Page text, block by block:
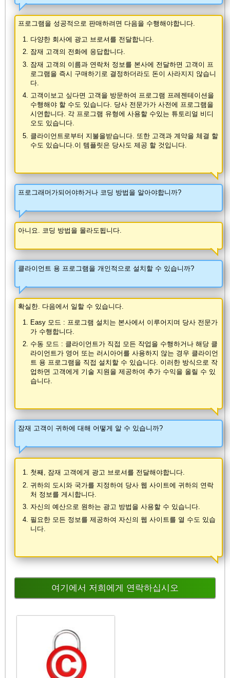
프로그램을 성공적으로 판매하려면 다음을 수행해야합니다.
다양한 회사에 광고 브로셔를 전달합니다.
잠재 고객의 전화에 응답합니다.
잠재 고객의 이름과 연락처 정보를 본사에 전달하면 고객이 프
로그램을 즉시 구매하기로 결정하더라도 돈이 사라지지 않습니
다.
고객이보고 싶다면 고객을 방문하여 프로그램 프레젠테이션을
수행해야 할 수도 있습니다. 당사 전문가가 사전에 프로그램을
시연합니다. 각 프로그램 유형에 사용할 수있는 튜토리얼 비디
오도 있습니다.
클라이언트로부터 지불을받습니다. 또한 고객과 계약을 체결 할
수도 있습니다.이 템플릿은 당사도 제공 할 것입니다.
프로그래머가되어야하거나 코딩 방법을 알아야합니까?
아니요. 코딩 방법을 몰라도됩니다.
클라이언트 용 프로그램을 개인적으로 설치할 수 있습니까?
확실한. 다음에서 일할 수 있습니다.
Easy 모드 : 프로그램 설치는 본사에서 이루어지며 당사 전문가
가 수행합니다.
수동 모드 : 클라이언트가 직접 모든 작업을 수행하거나 해당 클
라이언트가 영어 또는 러시아어를 사용하지 않는 경우 클라이언
트 용 프로그램을 직접 설치할 수 있습니다. 이러한 방식으로 작
업하면 고객에게 기술 지원을 제공하여 추가 수익을 올릴 수 있
습니다.
잠재 고객이 귀하에 대해 어떻게 알 수 있습니까?
첫째, 잠재 고객에게 광고 브로셔를 전달해야합니다.
귀하의 도시와 국가를 지정하여 당사 웹 사이트에 귀하의 연락
처 정보를 게시합니다.
자신의 예산으로 원하는 광고 방법을 사용할 수 있습니다.
필요한 모든 정보를 제공하여 자신의 웹 사이트를 열 수도 있습
니다.
여기에서 저희에게 연락하십시오